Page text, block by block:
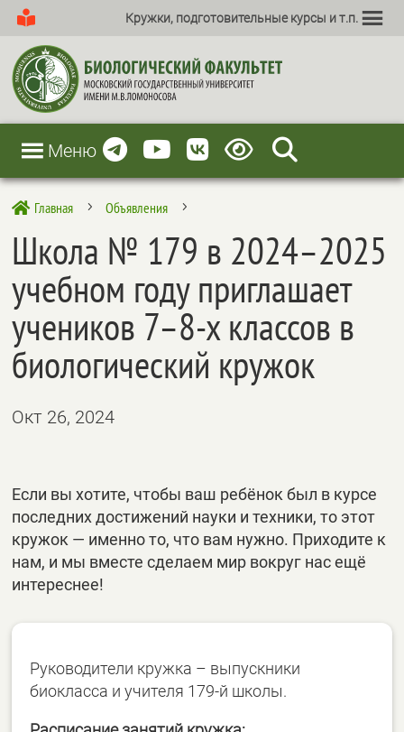
Кружки, подготовительные курсы и т.п.
Меню
 Главная 5 Объявления 5
Школа № 179 в 2024–2025
учебном году приглашает
учеников 7–8-х классов в
биологический кружок
Окт 26, 2024
Если вы хотите, чтобы ваш ребёнок был в курсе
последних достижений науки и техники, то этот
кружок — именно то, что вам нужно. Приходите к
нам, и мы вместе сделаем мир вокруг нас ещё
интереснее!
Руководители кружка – выпускники
биокласса и учителя 179-й школы.